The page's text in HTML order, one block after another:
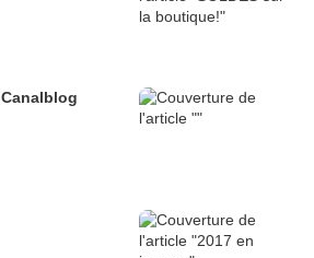
Article publié depuis Canalblog